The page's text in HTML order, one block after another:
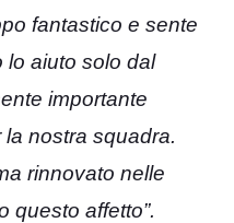
fantastico e sente
lo aiuto solo dal
importante
nostra squadra.
rinnovato nelle
questo affetto”.